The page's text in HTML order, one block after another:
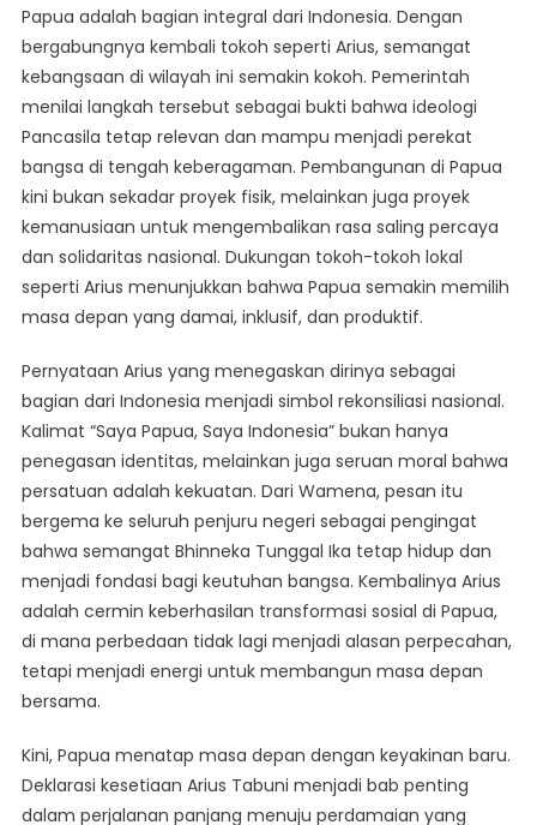
Papua adalah bagian integral dari Indonesia. Dengan
bergabungnya kembali tokoh seperti Arius, semangat
kebangsaan di wilayah ini semakin kokoh. Pemerintah
menilai langkah tersebut sebagai bukti bahwa ideologi
Pancasila tetap relevan dan mampu menjadi perekat
bangsa di tengah keberagaman. Pembangunan di Papua
kini bukan sekadar proyek fisik, melainkan juga proyek
kemanusiaan untuk mengembalikan rasa saling percaya
dan solidaritas nasional. Dukungan tokoh-tokoh lokal
seperti Arius menunjukkan bahwa Papua semakin memilih
masa depan yang damai, inklusif, dan produktif.
Pernyataan Arius yang menegaskan dirinya sebagai
bagian dari Indonesia menjadi simbol rekonsiliasi nasional.
Kalimat “Saya Papua, Saya Indonesia” bukan hanya
penegasan identitas, melainkan juga seruan moral bahwa
persatuan adalah kekuatan. Dari Wamena, pesan itu
bergema ke seluruh penjuru negeri sebagai pengingat
bahwa semangat Bhinneka Tunggal Ika tetap hidup dan
menjadi fondasi bagi keutuhan bangsa. Kembalinya Arius
adalah cermin keberhasilan transformasi sosial di Papua,
di mana perbedaan tidak lagi menjadi alasan perpecahan,
tetapi menjadi energi untuk membangun masa depan
bersama.
Kini, Papua menatap masa depan dengan keyakinan baru.
Deklarasi kesetiaan Arius Tabuni menjadi bab penting
dalam perjalanan panjang menuju perdamaian yang